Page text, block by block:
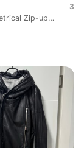
3
Zip-up